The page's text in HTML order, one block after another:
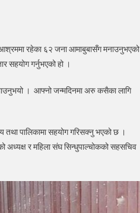
आश्रममा रहेका ६२ जना आमाबुबासँग मनाउनुभएको
सहयोग गर्नुभएको हो ।
। आफ्नो जन्मदिनमा अरु कसैका लागि
तथा पालिकामा सहयोग गरिसक्नु भएको छ ।
अध्यक्ष र महिला संघ सिन्धुपाल्चोकको सहसचिव